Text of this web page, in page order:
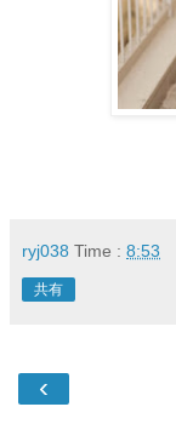
ryj038 Time : 8:53
共有
‹